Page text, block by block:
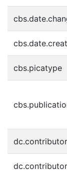
cbs.picatype